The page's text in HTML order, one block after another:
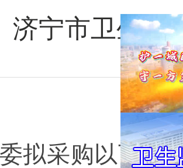
济宁市卫生健
拟采购以下设